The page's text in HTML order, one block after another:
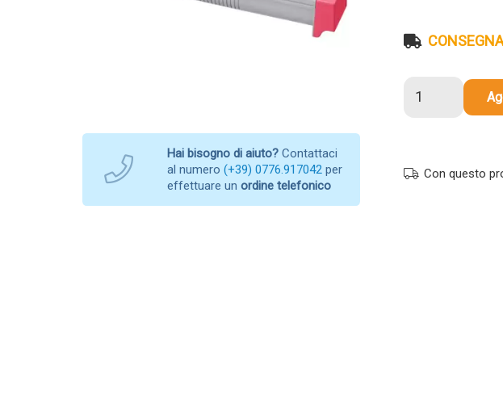
Hai bisogno di aiuto? Contattaci
al numero (+39) 0776.917042 per
effettuare un ordine telefonico
compatibile
MAGENTA
Con questo